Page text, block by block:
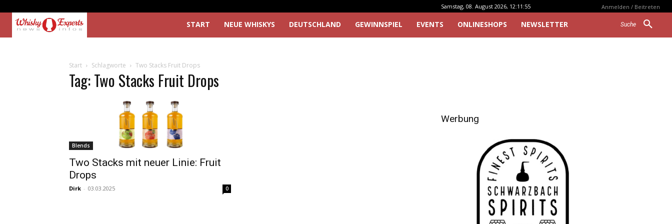
Samstag, 08. August 2026, 12:11:55 Anmelden / Beitreten
Suche
START NEUE WHISKYS DEUTSCHLAND GEWINNSPIEL EVENTS ONLINESHOPS NEWSLETTER
Start Schlagworte Two Stacks Fruit Drops
Tag: Two Stacks Fruit Drops
Blends
Two Stacks mit neuer Linie: Fruit
Drops
Dirk - 03.03.2025 0
Werbung